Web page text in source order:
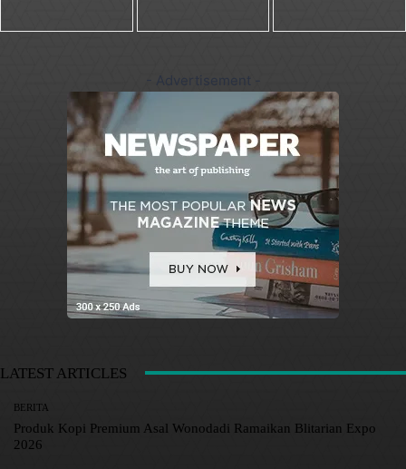
- Advertisement -
LATEST ARTICLES
BERITA
Produk Kopi Premium Asal Wonodadi Ramaikan Blitarian Expo
2026